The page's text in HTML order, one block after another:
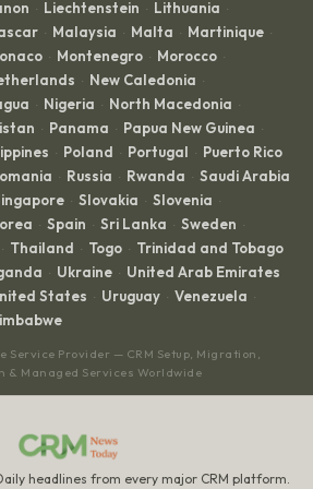
· Liechtenstein · Lithuania ·
· Malaysia · Malta · Martinique ·
· Montenegro · Morocco ·
· New Caledonia ·
· Nigeria · North Macedonia ·
· Panama · Papua New Guinea ·
· Poland · Portugal · Puerto Rico
· Russia · Rwanda · Saudi Arabia
· Slovakia · Slovenia ·
· Spain · Sri Lanka · Sweden ·
· Thailand · Togo · Trinidad and Tobago
· Ukraine · United Arab Emirates
States · Uruguay · Venezuela ·
Service Provider — CRM Setup, Migration,
& Managed Services Worldwide
headlines from every major CRM platform.